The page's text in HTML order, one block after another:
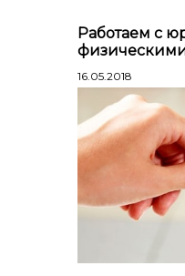
Работаем с
16.05.2018